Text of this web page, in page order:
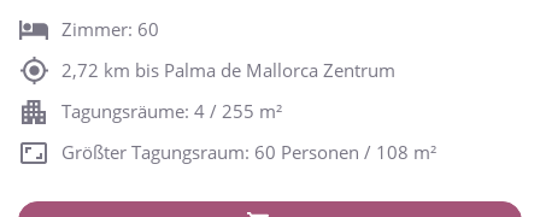
Zimmer: 60
2,72 km bis Palma de Mallorca Zentrum
Tagungsräume: 4 / 255 m²
Größter Tagungsraum: 60 Personen / 108 m²